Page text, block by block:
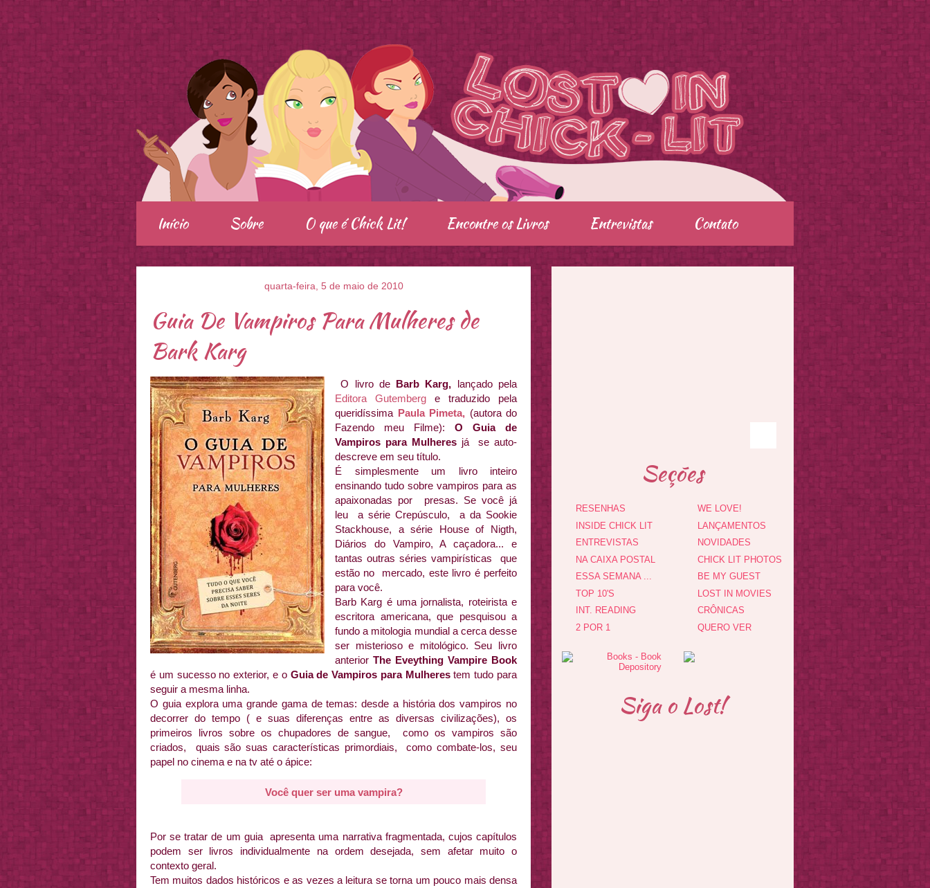
.
Início Sobre O que é Chick Lit! Encontre os Livros Entrevistas Contato
quarta-feira, 5 de maio de 2010
Guia De Vampiros Para Mulheres de
Bark Karg
O livro de Barb Karg, lançado pela
Editora Gutemberg e traduzido pela
queridíssima Paula Pimeta, (autora do
Fazendo meu Filme): O Guia de
Vampiros para Mulheresjá se auto-
descreve em seu título.
É simplesmente um livro inteiro
ensinando tudo sobre vampiros para as
apaixonadas por presas. Se você já
leu a série Crepúsculo, a da Sookie
Stackhouse, a série House of Nigth,
Diários do Vampiro, A caçadora... e
tantas outras séries vampirísticas que
estão no mercado, este livro é perfeito
para você.
Barb Karg é uma jornalista, roteirista e
escritora americana, que pesquisou a
fundo a mitologia mundial a cerca desse
ser misterioso e mitológico. Seu livro
anterior The Eveything Vampire Book
é um sucesso no exterior, e o Guia de Vampiros para Mulherestem tudo para
seguir a mesma linha.
O guia explora uma grande gama de temas: desde a história dos vampiros no
decorrer do tempo ( e suas diferenças entre as diversas civilizações), os
primeiros livros sobre os chupadores de sangue, como os vampiros são
criados, quais são suas características primordiais, como combate-los, seu
papel no cinema e na tv até o ápice:
Você quer ser uma vampira?
Por se tratar de um guia apresenta uma narrativa fragmentada, cujos capítulos
podem ser livros individualmente na ordem desejada, sem afetar muito o
contexto geral.
Tem muitos dados históricos e as vezes a leitura se torna um pouco mais densa
Seções
RESENHAS
INSIDE CHICK LIT
ENTREVISTAS
NA CAIXA POSTAL
ESSA SEMANA ...
TOP 10'S
INT. READING
2 POR 1
WE LOVE!
LANÇAMENTOS
NOVIDADES
CHICK LIT PHOTOS
BE MY GUEST
LOST IN MOVIES
CRÔNICAS
QUERO VER
Siga o Lost!